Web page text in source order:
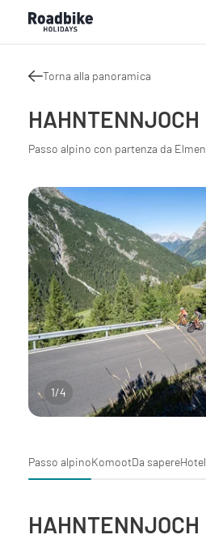
Torna alla panoramica
HAHNTENNJOCH
Passo alpino con partenza da
1/4
Passo alpinoKomootDa sapereHotel
HAHNTENNJOCH